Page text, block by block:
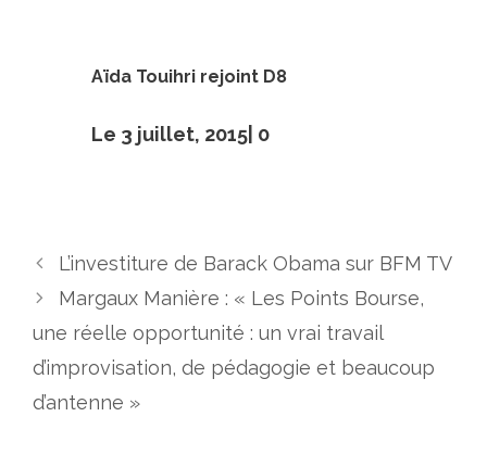
Aïda Touihri rejoint D8
Le 3 juillet, 2015| 0
L’investiture de Barack Obama sur BFM TV
Margaux Manière : « Les Points Bourse,
une réelle opportunité : un vrai travail
d’improvisation, de pédagogie et beaucoup
d’antenne »